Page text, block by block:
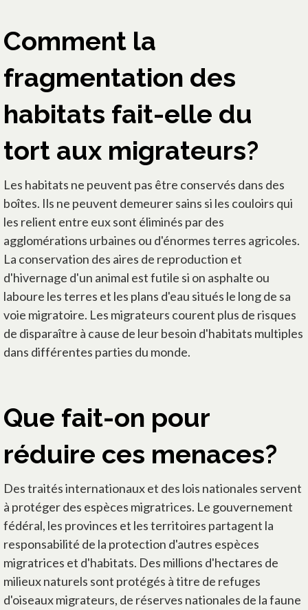
Comment la
fragmentation des
habitats fait-elle du
tort aux migrateurs?
Les habitats ne peuvent pas être conservés dans des
boîtes. Ils ne peuvent demeurer sains si les couloirs qui
les relient entre eux sont éliminés par des
agglomérations urbaines ou d'énormes terres agricoles.
La conservation des aires de reproduction et
d'hivernage d'un animal est futile si on asphalte ou
laboure les terres et les plans d'eau situés le long de sa
voie migratoire. Les migrateurs courent plus de risques
de disparaître à cause de leur besoin d'habitats multiples
dans différentes parties du monde.
Que fait-on pour
réduire ces menaces?
Des traités internationaux et des lois nationales servent
à protéger des espèces migratrices. Le gouvernement
fédéral, les provinces et les territoires partagent la
responsabilité de la protection d'autres espèces
migratrices et d'habitats. Des millions d'hectares de
milieux naturels sont protégés à titre de refuges
d'oiseaux migrateurs, de réserves nationales de la faune